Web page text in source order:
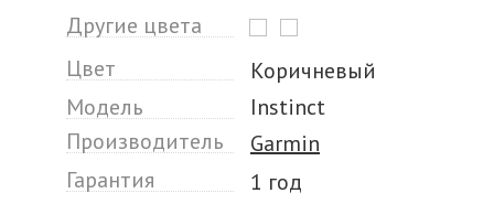
Другие цвета
Цвет
Коричневый
Модель
Instinct
Производитель
Garmin
Гарантия
1 год